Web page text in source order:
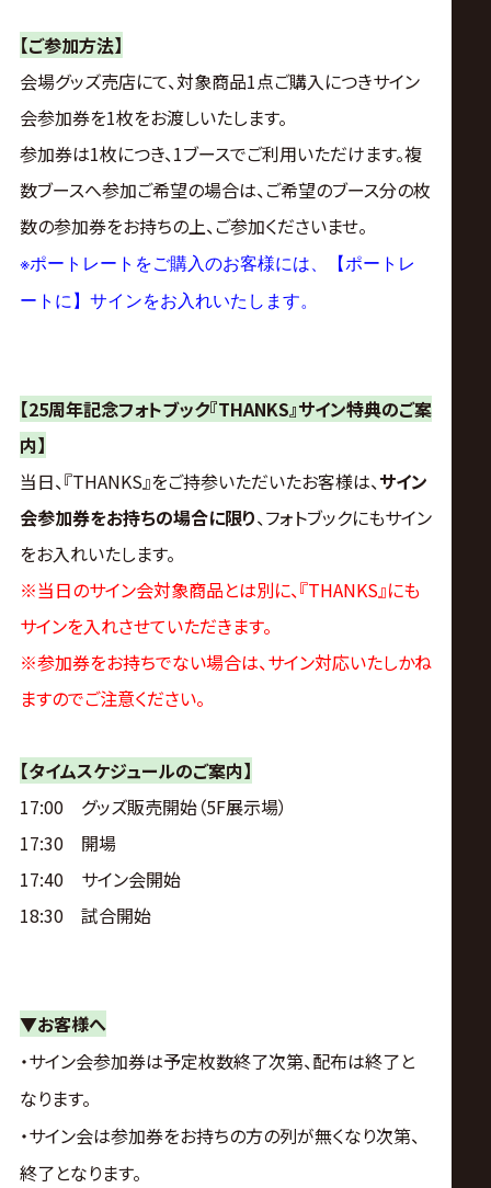
【ご参加方法】
会場グッズ売店にて、対象商品1点ご購入につきサイン
会参加券を1枚をお渡しいたします。
参加券は1枚につき、1ブースでご利用いただけます。複
数ブースへ参加ご希望の場合は、ご希望のブース分の枚
数の参加券をお持ちの上、ご参加くださいませ。
※ポートレートをご購入のお客様には、【ポートレ
ートに】サインをお入れいたします。
【25周年記念フォトブック『THANKS』サイン特典のご案
内】
当日、『THANKS』をご持参いただいたお客様は、サイン
会参加券をお持ちの場合に限り、フォトブックにもサイン
をお入れいたします。
※当日のサイン会対象商品とは別に、『THANKS』にも
サインを入れさせていただきます。
※参加券をお持ちでない場合は、サイン対応いたしかね
ますのでご注意ください。
【タイムスケジュールのご案内】
17:00 グッズ販売開始（5F展示場）
17:30 開場
17:40 サイン会開始
18:30 試合開始
▼お客様へ
・サイン会参加券は予定枚数終了次第、配布は終了と
なります。
・サイン会は参加券をお持ちの方の列が無くなり次第、
終了となります。